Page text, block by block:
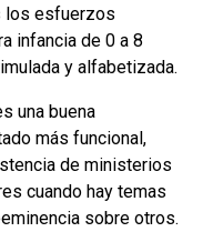
los esfuerzos
infancia de 0 a 8
y alfabetizada.
una buena
más funcional,
de ministerios
cuando hay temas
sobre otros.